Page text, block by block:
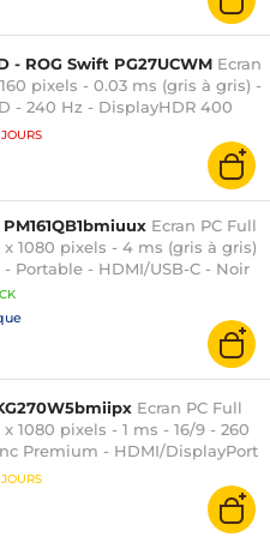
- ROG Swift PG27UCWM Ecran
pixels - 0.03 ms (gris à gris) -
- 240 Hz - DisplayHDR 400
Premium Pro / G-SYNC
HDMI/USB-C - Réglage
Ecran PC Full
x 1080 pixels - 4 ms (gris à gris)
- Portable - HDMI/USB-C - Noir
Ecran PC Full
1080 pixels - 1 ms - 16/9 - 260
Premium - HDMI/DisplayPort